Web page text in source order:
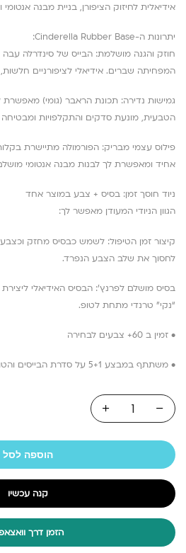
אידיאלית לחיזוק הציפורן, בניית מבנה
יתרונות ה-Cinderella Rubber Base:
חוזק והגנה מושלמת: הבייס של סינדרלה עבה
המפחיתה שברים. אידיאלי לציפורניים
גמישות נדירה: תכונת הראבר (גומי) מאפשרת
הטבעית, מונעת סדקים והתקלפויות ומבטיחה
פילוס עצמי מבריק: הפורמולה מתיישרת
אחיד ומאפשרת לך לבנות מבנה אנטומי
ניוד חוסך זמן: בסיס + צבע במוצר אחד
הגוון הניודי המעודן מאפשר לך:
קיצור זמן הטיפול: לשמש כבסיס מחזק
לחסוך את שלב הצבע הנפרד.
בסיס מושלם לפרנץ’: הבסיס האידיאלי
“נקי” טרנדי מתחת לטופ.
• זמין ב 60+ צבעים לבחירה
• משתתף במבצע 5+1 על סדרת הבייסים והטופים של סינדרלה
הוספה לסל
קנה עכשיו
הזמן דרך